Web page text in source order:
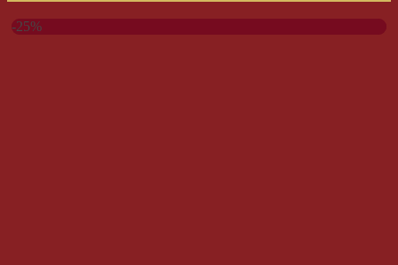
-25%